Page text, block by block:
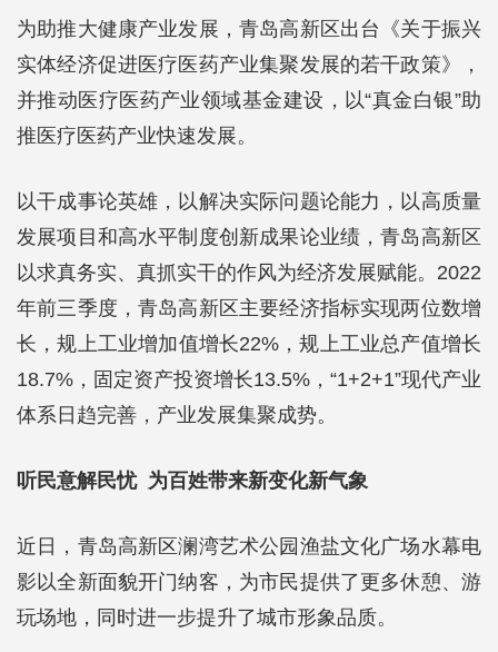
为助推大健康产业发展，青岛高新区出台《关于振兴
实体经济促进医疗医药产业集聚发展的若干政策》，
并推动医疗医药产业领域基金建设，以“真金白银”助
推医疗医药产业快速发展。
以干成事论英雄，以解决实际问题论能力，以高质量
发展项目和高水平制度创新成果论业绩，青岛高新区
以求真务实、真抓实干的作风为经济发展赋能。2022
年前三季度，青岛高新区主要经济指标实现两位数增
长，规上工业增加值增长22%，规上工业总产值增长
18.7%，固定资产投资增长13.5%，“1+2+1”现代产业
体系日趋完善，产业发展集聚成势。
听民意解民忧 为百姓带来新变化新气象
近日，青岛高新区澜湾艺术公园渔盐文化广场水幕电
影以全新面貌开门纳客，为市民提供了更多休憩、游
玩场地，同时进一步提升了城市形象品质。